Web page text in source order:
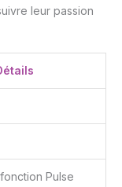
et
boulettes
et une
pour
vos
Essential,
leur passion
Pulse